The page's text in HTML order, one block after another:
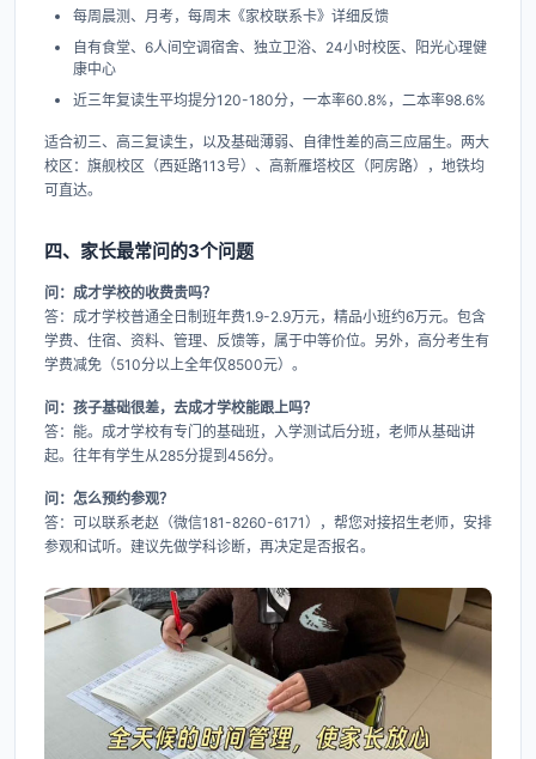
每周晨测、月考，每周末《家校联系卡》详细反馈
自有食堂、6人间空调宿舍、独立卫浴、24小时校医、阳光心理健
康中心
近三年复读生平均提分120-180分，一本率60.8%，二本率98.6%
适合初三、高三复读生，以及基础薄弱、自律性差的高三应届生。两大
校区：旗舰校区（西延路113号）、高新雁塔校区（阿房路），地铁均
可直达。
四、家长最常问的3个问题
问：成才学校的收费贵吗？
答：成才学校普通全日制班年费1.9-2.9万元，精品小班约6万元。包含
学费、住宿、资料、管理、反馈等，属于中等价位。另外，高分考生有
学费减免（510分以上全年仅8500元）。
问：孩子基础很差，去成才学校能跟上吗？
答：能。成才学校有专门的基础班，入学测试后分班，老师从基础讲
起。往年有学生从285分提到456分。
问：怎么预约参观？
答：可以联系老赵（微信181-8260-6171），帮您对接招生老师，安排
参观和试听。建议先做学科诊断，再决定是否报名。